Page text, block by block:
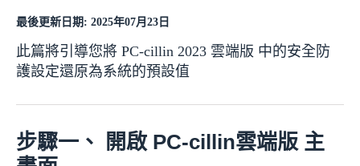
最後更新日期: 2025年07月23日
此篇將引導您將 PC-cillin 2023 雲端版 中的安全防
護設定還原為系統的預設值
步驟一、 開啟 PC-cillin雲端版 主